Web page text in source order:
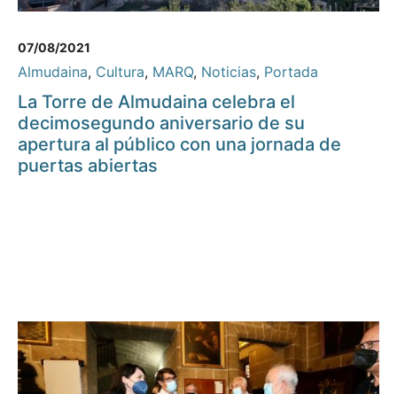
07/08/2021
Almudaina, Cultura, MARQ, Noticias, Portada
La Torre de Almudaina celebra el
decimosegundo aniversario de su
apertura al público con una jornada de
puertas abiertas